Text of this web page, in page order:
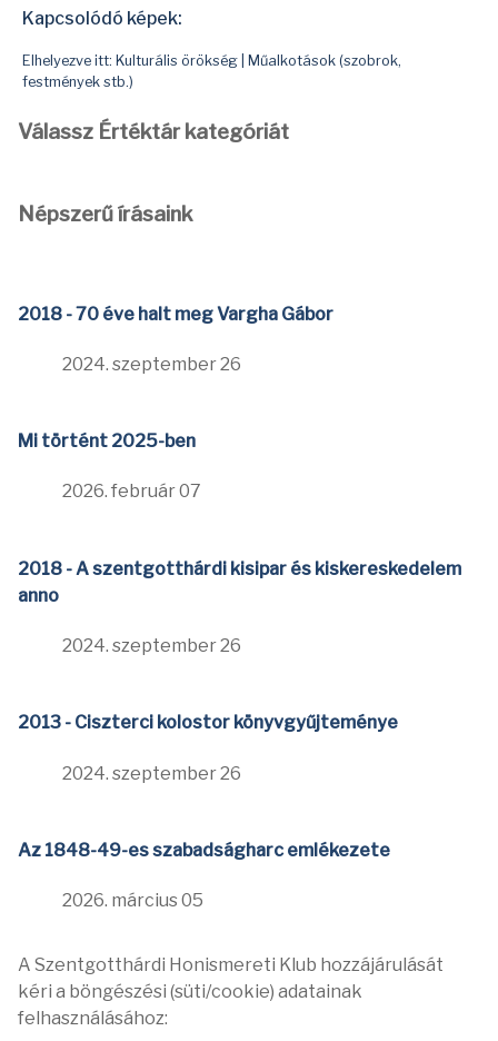
Kapcsolódó képek:
Elhelyezve itt: Kulturális örökség Műalkotások (szobrok,
festmények stb.)
Válassz Értéktár kategóriát
Népszerű írásaink
2018 - 70 éve halt meg Vargha Gábor
2024. szeptember 26
Mi történt 2025-ben
2026. február 07
2018 - A szentgotthárdi kisipar és kiskereskedelem
anno
2024. szeptember 26
2013 - Ciszterci kolostor könyvgyűjteménye
2024. szeptember 26
Az 1848-49-es szabadságharc emlékezete
2026. március 05
A Szentgotthárdi Honismereti Klub hozzájárulását
kéri a böngészési (süti/cookie) adatainak
felhasználásához: